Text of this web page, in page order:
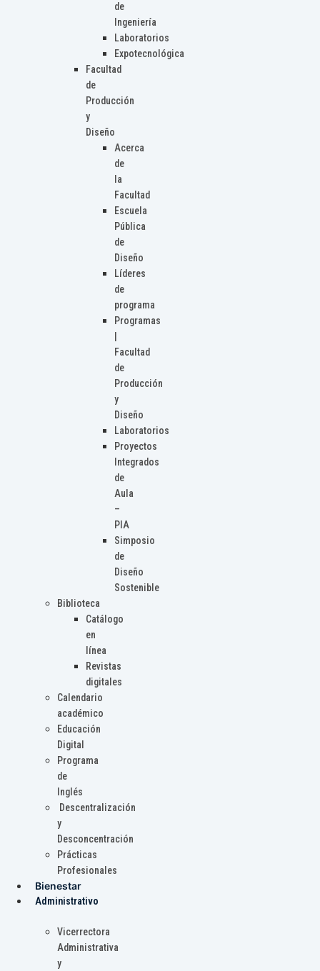
de
Ingeniería
Laboratorios
Expotecnológica
Facultad
de
Producción
y
Diseño
Acerca
de
la
Facultad
Escuela
Pública
de
Diseño
Líderes
de
programa
Programas
Facultad
de
Producción
y
Diseño
Laboratorios
Proyectos
Integrados
de
Aula
–
PIA
Simposio
de
Diseño
Sostenible
Biblioteca
Catálogo
en
línea
Revistas
digitales
Calendario
académico
Educación
Digital
Programa
de
Inglés
Descentralización
y
Desconcentración
Prácticas
Profesionales
Bienestar
Administrativo
Vicerrectora
Administrativa
y